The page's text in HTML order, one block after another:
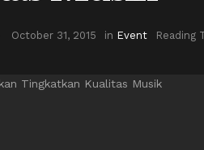
October 31, 2015 in Event Reading